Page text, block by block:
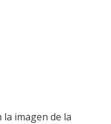
imagen de la